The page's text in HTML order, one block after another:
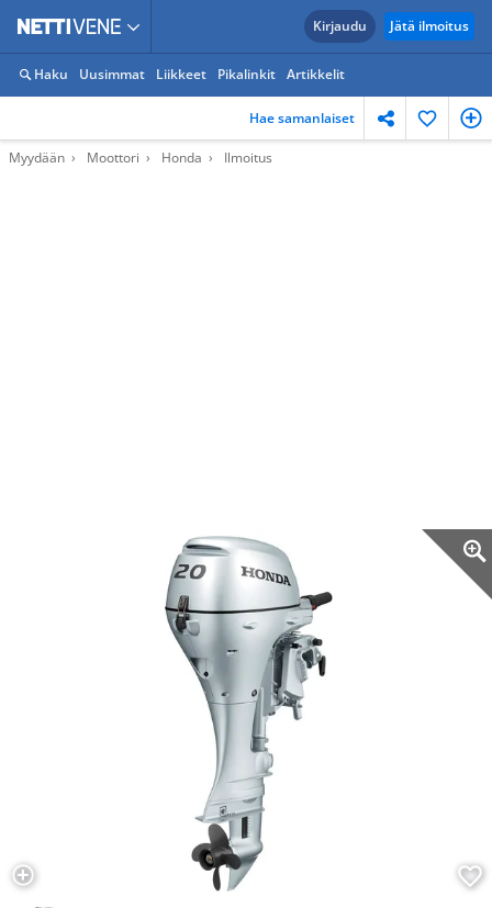
Kirjaudu Jätä ilmoitus
Haku Uusimmat Liikkeet Pikalinkit Artikkelit
Hae samanlaiset
Myydään Moottori Honda Ilmoitus